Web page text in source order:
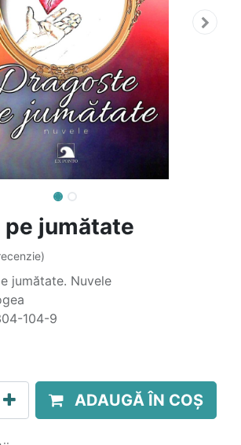
jumătate
jumătate. Nuvele
104-9
ADAUGĂ ÎN COȘ